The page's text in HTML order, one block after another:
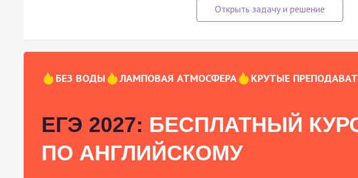
БЕЗ ВОДЫ ЛАМПОВАЯ АТМОСФЕРА КРУТЫЕ
ЕГЭ 2027: БЕСПЛАТНЫЙ
ПО АНГЛИЙСКОМУ